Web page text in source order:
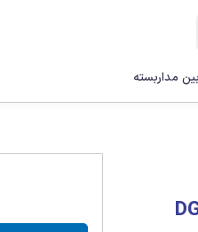
مداربسته